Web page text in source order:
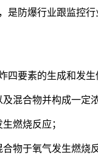
是防爆行业跟监控
四要素的生成和发
混合物并构成一定浓
燃烧反应；
物于氧气发生燃烧反